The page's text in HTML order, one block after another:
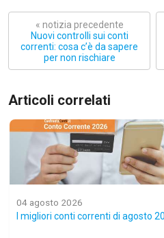
« notizia precedente
Nuovi controlli sui conti
correnti: cosa c’è da sapere
per non rischiare
Articoli correlati
04 agosto 2026
I migliori conti correnti di agosto